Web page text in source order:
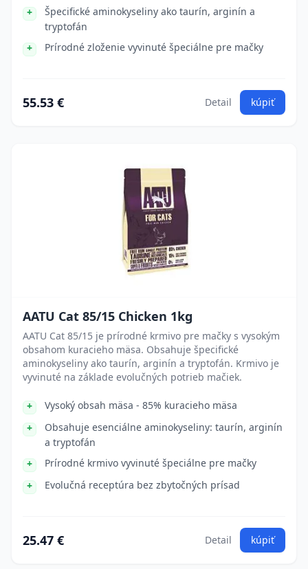
Špecifické aminokyseliny ako taurín, arginín a
tryptofán
Prírodné zloženie vyvinuté špeciálne pre mačky
55.53 € Detail kúpiť
AATU Cat 85/15 Chicken 1kg
AATU Cat 85/15 je prírodné krmivo pre mačky s vysokým
obsahom kuracieho mäsa. Obsahuje špecifické
aminokyseliny ako taurín, arginín a tryptofán. Krmivo je
vyvinuté na základe evolučných potrieb mačiek.
Vysoký obsah mäsa - 85% kuracieho mäsa
Obsahuje esenciálne aminokyseliny: taurín, arginín
a tryptofán
Prírodné krmivo vyvinuté špeciálne pre mačky
Evolučná receptúra bez zbytočných prísad
25.47 € Detail kúpiť